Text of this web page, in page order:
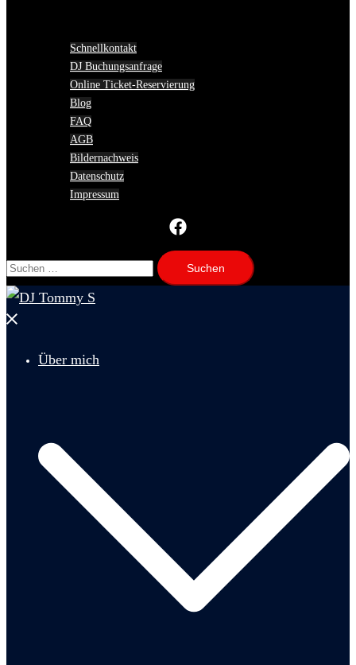
Schnellkontakt
DJ Buchungsanfrage
Online Ticket-Reservierung
Blog
FAQ
AGB
Bildernachweis
Datenschutz
Impressum
Suchen
nach:
Menü
Über mich